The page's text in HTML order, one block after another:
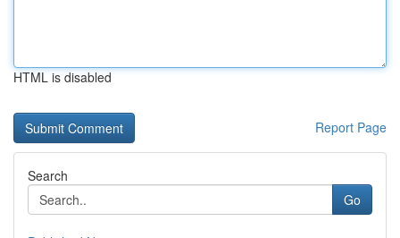
HTML is disabled
Report Page
Search
Go